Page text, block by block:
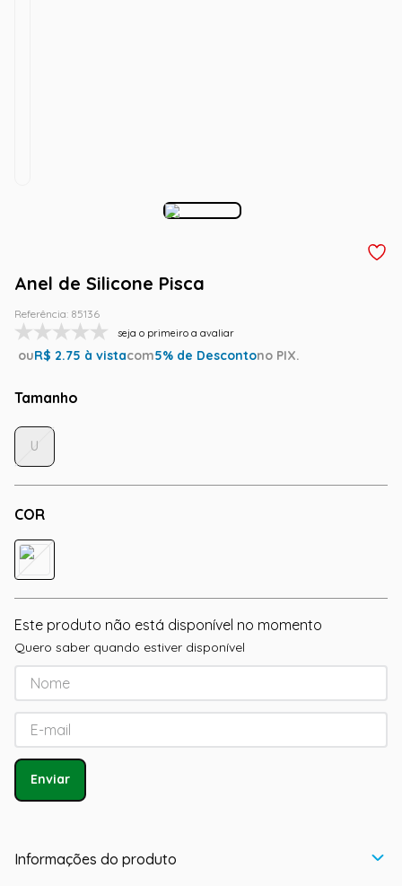
Anel de Silicone Pisca
Referência: 85136
seja o primeiro a avaliar
ouR$ 2.75 à vistacom5% de Descontono PIX.
Tamanho
COR
U
Este produto não está disponível no momento
Quero saber quando estiver disponível
Enviar
Informações do produto